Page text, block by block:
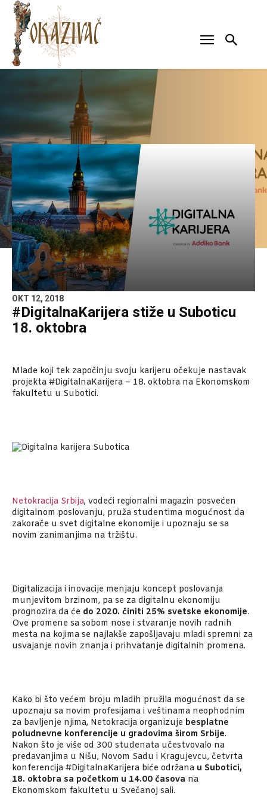
OKT 12, 2018
#DigitalnaKarijera stiže u Suboticu
18. oktobra
Mlade koji tek započinju svoju karijeru očekuje nastavak
projekta #DigitalnaKarijera – 18. oktobra na Ekonomskom
fakultetu u Subotici.
Netokracija Srbija, vodeći regionalni magazin posvećen
digitalnom poslovanju, pruža studentima mogućnost da
zakorače u svet digitalne ekonomije i upoznaju se sa
novim zanimanjima na tržištu.
Digitalizacija i inovacije menjaju koncept poslovanja
munjevitom brzinom, pa se za digitalnu ekonomiju
prognozira da će do 2020. činiti 25% svetske ekonomije.
Ove promene sa sobom nose i stvaranje novih radnih
mesta na kojima se najlakše zapošljavaju mladi spremni za
usvajanje novih znanja i prihvatanje digitalnih promena.
Kako bi što većem broju mladih pružila mogućnost da se
upoznaju sa novim profesijama i veštinama neophodnim
za bavljenje njima, Netokracija organizuje besplatne
poludnevne konferencije u gradovima širom Srbije.
Nakon što je više od 300 studenata učestvovalo na
predavanjima u Nišu, Novom Sadu i Kragujevcu, četvrta
konferencija #DigitalnaKarijera biće održana u Subotici,
18. oktobra sa početkom u 14.00 časova na
Ekonomskom fakultetu u Svečanoj sali.